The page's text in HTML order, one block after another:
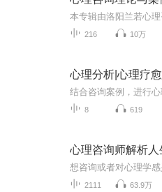
216 10万
心理分析|心理疗
8 619
心理咨询师解析人
2111 63.9万